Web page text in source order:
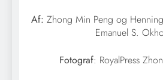
Af: Zhong Min Peng og
Emanuel S.
Fotograf: RoyalPress